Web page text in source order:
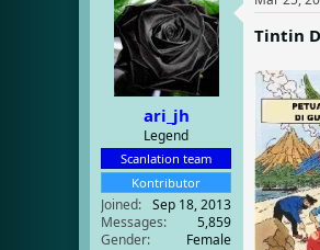
c
n
s
ari_jh
Legend
Scanlation team
Kontributor
Joined
Sep 18, 2013
Messages
5,859
Gender
Female
Tintin